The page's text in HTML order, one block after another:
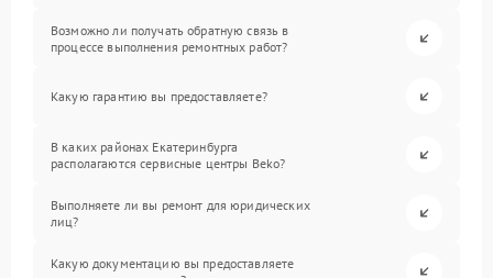
Возможно ли получать обратную связь в
процессе выполнения ремонтных работ?
Какую гарантию вы предоставляете?
В каких районах Екатеринбурга
располагаются сервисные центры Beko?
Выполняете ли вы ремонт для юридических
лиц?
Какую документацию вы предоставляете